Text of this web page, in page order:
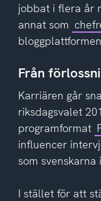
jobbat i flera år
annat som
Från
Karriären går
riksdagsvalet
programformat
influencer
som
I stället för att